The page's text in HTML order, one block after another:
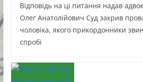
Відповідь на ці питання надав
Олег Анатолійович Суд закрив
чоловіка, якого прикордонники
спробі